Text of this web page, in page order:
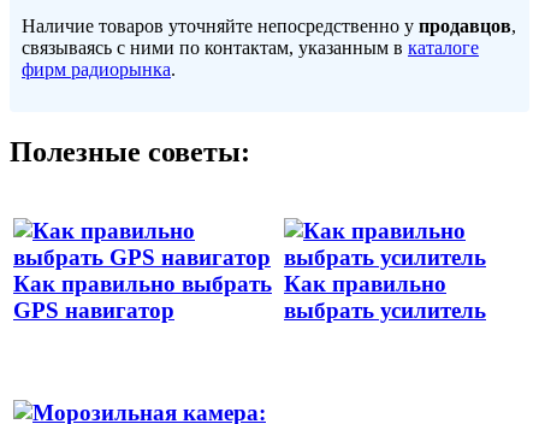
Наличие товаров уточняйте непосредственно у продавцов,
связываясь с ними по контактам, указанным в каталоге
фирм радиорынка.
Полезные советы:
Как правильно выбрать
GPS навигатор
Как правильно
выбрать усилитель